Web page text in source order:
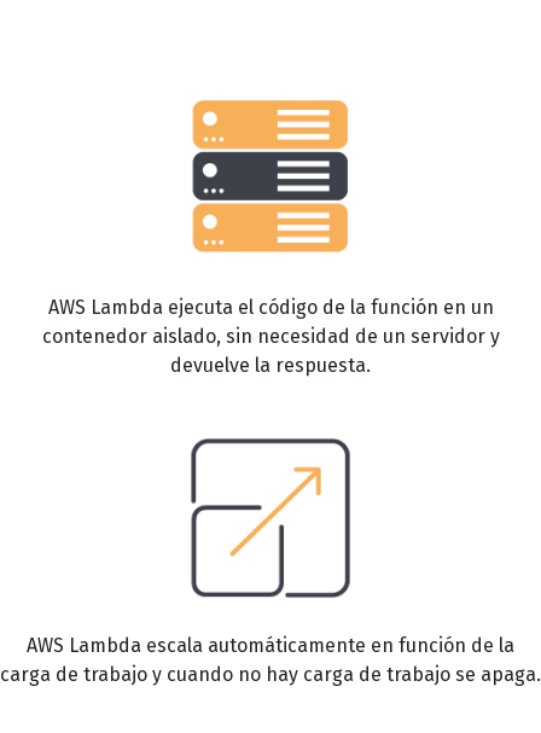
AWS Lambda ejecuta el código de la función en un
contenedor aislado, sin necesidad de un servidor y
devuelve la respuesta.
AWS Lambda escala automáticamente en función de la
carga de trabajo y cuando no hay carga de trabajo se apaga.